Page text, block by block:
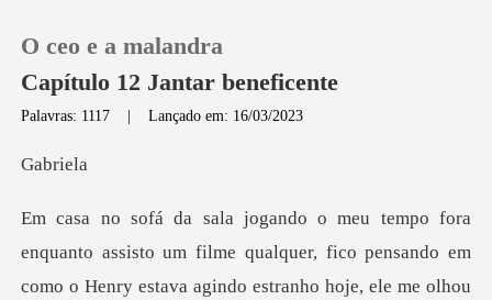
Loja
Histórico
O ceo e a malandra
Capítulo 12 Jantar beneficente
Palavras: 1117 |Lançado em: 16/03/2023
rie
y estava agindo estranho hoje, ele me olhou